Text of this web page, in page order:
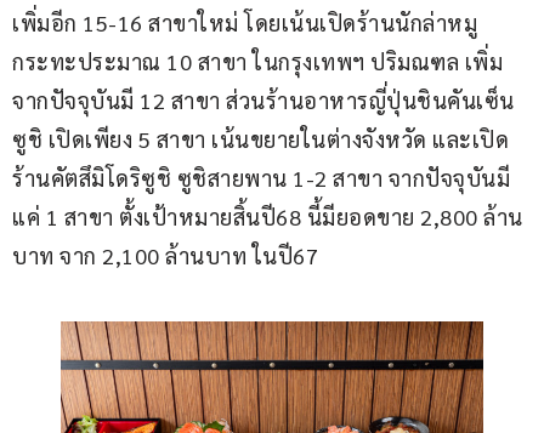
เพิ่มอีก 15-16 สาขาใหม่ โดยเน้นเปิดร้านนักล่าหมู
กระทะประมาณ 10 สาขา ในกรุงเทพฯ ปริมณฑล เพิ่ม
จากปัจจุบันมี 12 สาขา ส่วนร้านอาหารญี่ปุ่นชินคันเซ็น
ซูชิ เปิดเพียง 5 สาขา เน้นขยายในต่างจังหวัด และเปิด
ร้านคัตสึมิโดริซูชิ ซูชิสายพาน 1-2 สาขา จากปัจจุบันมี
แค่ 1 สาขา ตั้งเป้าหมายสิ้นปี68 นี้มียอดขาย 2,800 ล้าน
บาท จาก 2,100 ล้านบาท ในปี67